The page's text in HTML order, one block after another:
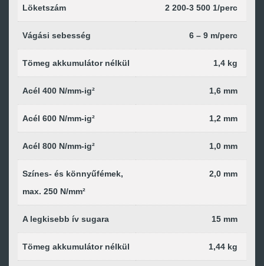
Löketszám 2 200-3 500 1/perc
Vágási sebesség 6 – 9 m/perc
Tömeg akkumulátor nélkül 1,4 kg
Acél 400 N/mm-ig² 1,6 mm
Acél 600 N/mm-ig² 1,2 mm
Acél 800 N/mm-ig² 1,0 mm
Színes- és könnyűfémek,
max. 250 N/mm²
2,0 mm
A legkisebb ív sugara 15 mm
Tömeg akkumulátor nélkül 1,44 kg